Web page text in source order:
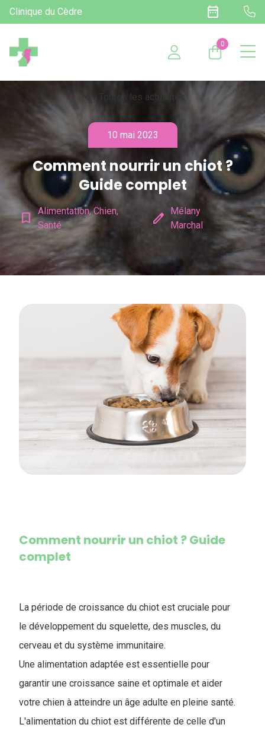
Clinique du Cèdre date_range
0
chevron_left Toutes les actualités
10 mai 2023
Comment nourrir un chiot ?
Guide complet
bookmark_border Alimentation, Chien,
Santé
edit
Mélany
Marchal
Comment nourrir un chiot ? Guide
complet
La période de croissance du chiot est cruciale pour
le développement du squelette, des muscles, du
cerveau et du système immunitaire.
Une alimentation adaptée est essentielle pour
garantir une croissance saine et optimale et aider
votre chien à atteindre un âge adulte en pleine santé.
L'alimentation du chiot est différente de celle d'un